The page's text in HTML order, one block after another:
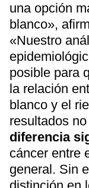
una opción
blanco»,
«Nuestro
posible para
la relación
blanco y el
resultados
diferencia
cáncer entre
general. Sin